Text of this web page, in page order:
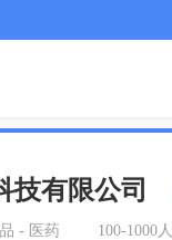
技有限公司
- 医药 100-1000人